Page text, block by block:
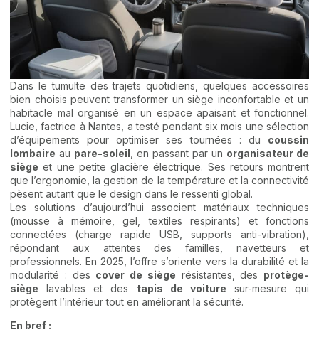
Dans le tumulte des trajets quotidiens, quelques accessoires
bien choisis peuvent transformer un siège inconfortable et un
habitacle mal organisé en un espace apaisant et fonctionnel.
Lucie, factrice à Nantes, a testé pendant six mois une sélection
d’équipements pour optimiser ses tournées : du coussin
lombaire au pare-soleil , en passant par un organisateur de
siège et une petite glacière électrique. Ses retours montrent
que l’ergonomie, la gestion de la température et la connectivité
pèsent autant que le design dans le ressenti global.
Les solutions d’aujourd’hui associent matériaux techniques
(mousse à mémoire, gel, textiles respirants) et fonctions
connectées (charge rapide USB, supports anti-vibration),
répondant aux attentes des familles, navetteurs et
professionnels. En 2025, l’offre s’oriente vers la durabilité et la
modularité : des cover de siège résistantes, des protège-
siège lavables et des tapis de voiture sur-mesure qui
protègent l’intérieur tout en améliorant la sécurité.
En bref :